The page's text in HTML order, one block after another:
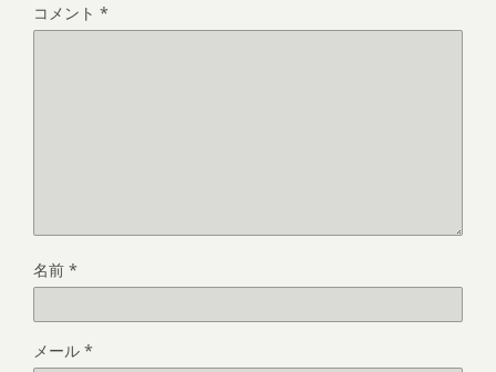
コメント *
名前 *
メール *